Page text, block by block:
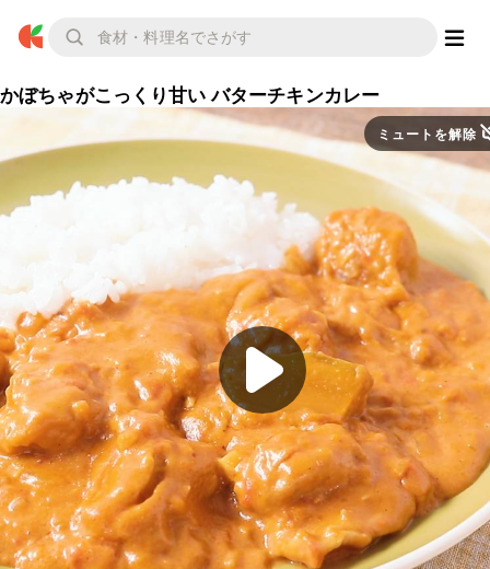
かぼちゃがこっくり甘い バターチキンカレー
ミュートを解除